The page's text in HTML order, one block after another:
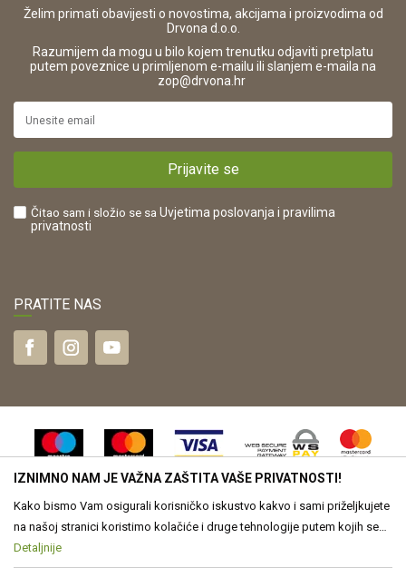
42821181683
16280
https://www.drvona.hr/
POREZNI BROJ:
Korištenje kolačića
Pravo na odustajanje i jednostrani raskid ugovora
Reklamacije
Plaćanje karticama
Što dobivam registracijom?
Želim primati obavijesti o novostima, akcijama i proizvodima od
Drvona d.o.o.
Razumijem da mogu u bilo kojem trenutku odjaviti pretplatu
putem poveznice u primljenom e-mailu ili slanjem e-maila na
zop@drvona.hr
Prijavite se
Čitao sam i složio se sa Uvjetima poslovanja i pravilima
privatnosti
PRATITE NAS
Nastojimo biti što precizniji u opisu proizvoda, vjernom prikazu slika te
samih cijena, ali ne možemo u potpunosti jamčiti točnost svih
IZNIMNO NAM JE VAŽNA ZAŠTITA VAŠE PRIVATNOSTI!
Kako bismo Vam osigurali korisničko iskustvo kakvo i sami priželjkujete
na našoj stranici koristimo kolačiće i druge tehnologije putem kojih se
obrađuju Vaši osobni podaci. Voditelj obrade Vaših podataka je Drvona
d.o.o. Obrada Vaših osobnih podataka je nužna za funkcioniranje ove
Detaljnije